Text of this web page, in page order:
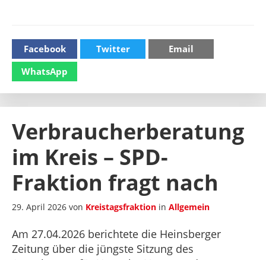
Facebook Twitter
Email
WhatsApp
Verbraucherberatung
im Kreis – SPD-
Fraktion fragt nach
29. April 2026 von Kreistagsfraktion in Allgemein
Am 27.04.2026 berichtete die Heinsberger
Zeitung über die jüngste Sitzung des